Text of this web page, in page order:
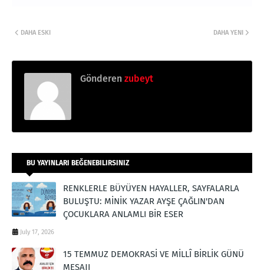
DAHA YENI
DAHA ESKI
Gönderen zubeyt
BU YAYINLARI BEĞENEBILIRSINIZ
RENKLERLE BÜYÜYEN HAYALLER, SAYFALARLA
BULUŞTU: MİNİK YAZAR AYŞE ÇAĞLIN'DAN
ÇOCUKLARA ANLAMLI BİR ESER
July 17, 2026
15 TEMMUZ DEMOKRASİ VE MİLLÎ BİRLİK GÜNÜ
MESAJI